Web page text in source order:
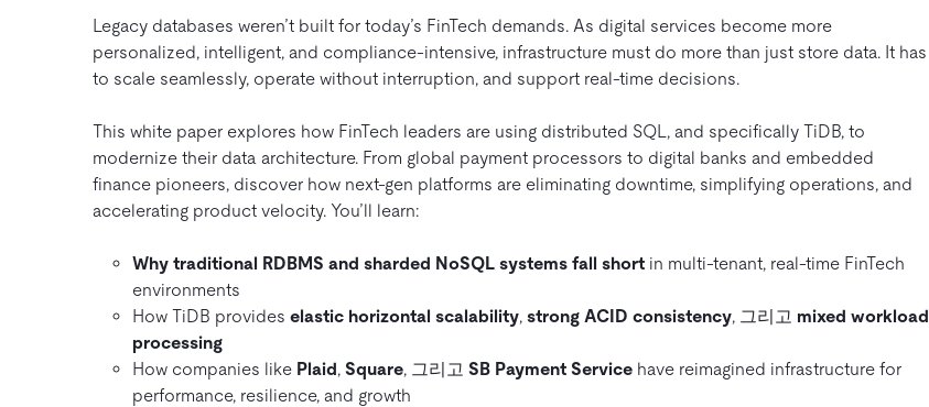
Legacy databases weren’t built for today’s FinTech demands. As digital services become more
personalized, intelligent, and compliance-intensive, infrastructure must do more than just store data. It has
to scale seamlessly, operate without interruption, and support real-time decisions.
This white paper explores how FinTech leaders are using distributed SQL, and specifically TiDB, to
modernize their data architecture. From global payment processors to digital banks and embedded
finance pioneers, discover how next-gen platforms are eliminating downtime, simplifying operations, and
accelerating product velocity. You’ll learn:
Why traditional RDBMS and sharded NoSQL systems fall short in multi-tenant, real-time FinTech
environments
How TiDB provides elastic horizontal scalability, strong ACID consistency, 그리고 mixed workload
processing
How companies like Plaid, Square, 그리고 SB Payment Service have reimagined infrastructure for
performance, resilience, and growth